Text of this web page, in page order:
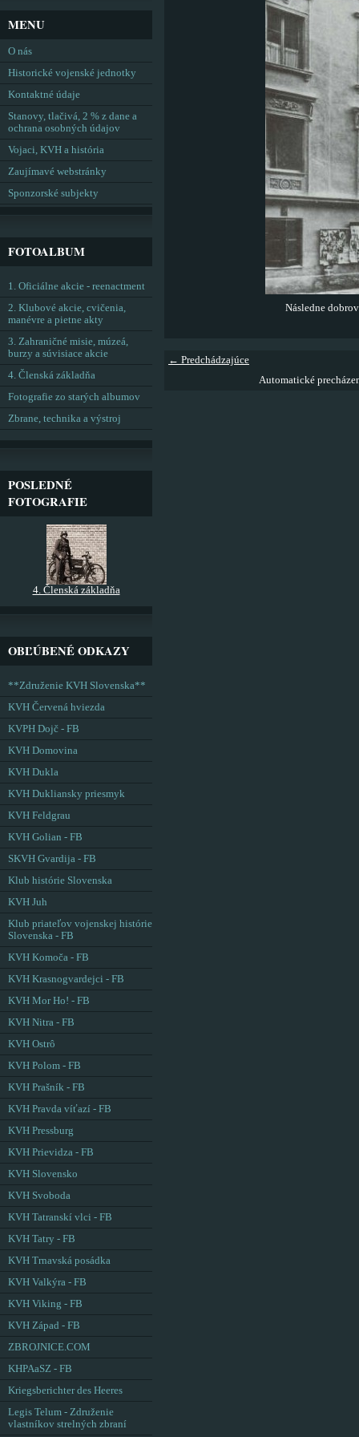
Následne
← Predchádzajúce
Automatické
MENU
O nás
Historické vojenské jednotky
Kontaktné údaje
Stanovy, tlačivá, 2 % z dane a
ochrana osobných údajov
Vojaci, KVH a história
Zaujímavé webstránky
Sponzorské subjekty
FOTOALBUM
1. Oficiálne akcie - reenactment
2. Klubové akcie, cvičenia,
manévre a pietne akty
3. Zahraničné misie, múzeá,
burzy a súvisiace akcie
4. Členská základňa
Fotografie zo starých albumov
Zbrane, technika a výstroj
POSLEDNÉ
FOTOGRAFIE
4. Členská základňa
OBĽÚBENÉ ODKAZY
**Združenie KVH Slovenska**
KVH Červená hviezda
KVPH Dojč - FB
KVH Domovina
KVH Dukla
KVH Dukliansky priesmyk
KVH Feldgrau
KVH Golian - FB
SKVH Gvardija - FB
Klub histórie Slovenska
KVH Juh
Klub priateľov vojenskej histórie
Slovenska - FB
KVH Komoča - FB
KVH Krasnogvardejci - FB
KVH Mor Ho! - FB
KVH Nitra - FB
KVH Ostrô
KVH Polom - FB
KVH Prašník - FB
KVH Pravda víťazí - FB
KVH Pressburg
KVH Prievidza - FB
KVH Slovensko
KVH Svoboda
KVH Tatranskí vlci - FB
KVH Tatry - FB
KVH Trnavská posádka
KVH Valkýra - FB
KVH Viking - FB
KVH Západ - FB
ZBROJNICE.COM
KHPAaSZ - FB
Kriegsberichter des Heeres
Legis Telum - Združenie
vlastníkov strelných zbraní